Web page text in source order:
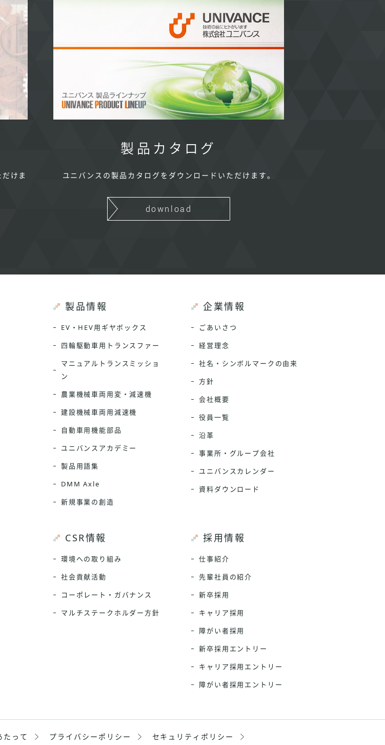
けま
製品カタログ
ユニバンスの製品カタログをダウンロードいただけます。
download
製品情報
EV・HEV用ギヤボックス
四輪駆動車用トランスファー
マニュアルトランスミッショ
ン
農業機械車両用変・減速機
建設機械車両用減速機
自動車用機能部品
ユニバンスアカデミー
製品用語集
DMM Axle
新規事業の創造
企業情報
ごあいさつ
経営理念
社名・シンボルマークの由来
方針
会社概要
役員一覧
沿革
事業所・グループ会社
ユニバンスカレンダー
資料ダウンロード
CSR情報
環境への取り組み
社会貢献活動
コーポレート・ガバナンス
マルチステークホルダー方針
採用情報
仕事紹介
先輩社員の紹介
新卒採用
キャリア採用
障がい者採用
新卒採用エントリー
キャリア採用エントリー
障がい者採用エントリー
たって プライバシー ポリシー セキュリティ ポリシー